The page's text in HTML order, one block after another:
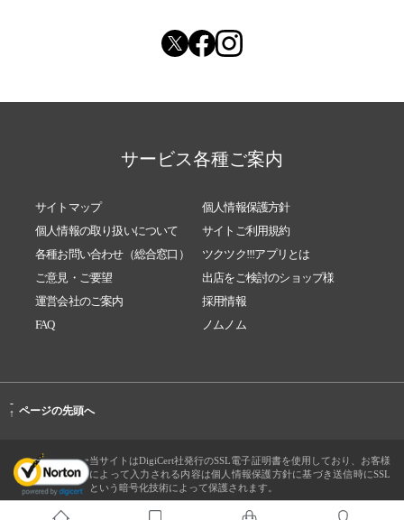
サービス各種ご案内
サイトマップ
個人情報保護方針
個人情報の取り扱いについて
サイトご利用規約
各種お問い合わせ（総合窓口）
ツクツク!!!アプリとは
ご意見・ご要望
出店をご検討のショップ様
運営会社のご案内
採用情報
FAQ
ノムノム
-
↑ ページの先頭へ
当サイトはDigiCert社発行のSSL電子証明書を使用しており、お客様
によって入力される内容は個人情報保護方針に基づき送信時にSSL
という暗号化技術によって保護されます。